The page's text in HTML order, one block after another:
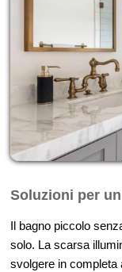
Soluzioni per
Il bagno piccolo
solo. La scarsa
svolgere in completa